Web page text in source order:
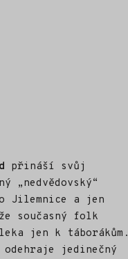
přináší svůj
„nedvědovský“
Jilemnice a jen
současný folk
jen k táborákům.
jedinečný